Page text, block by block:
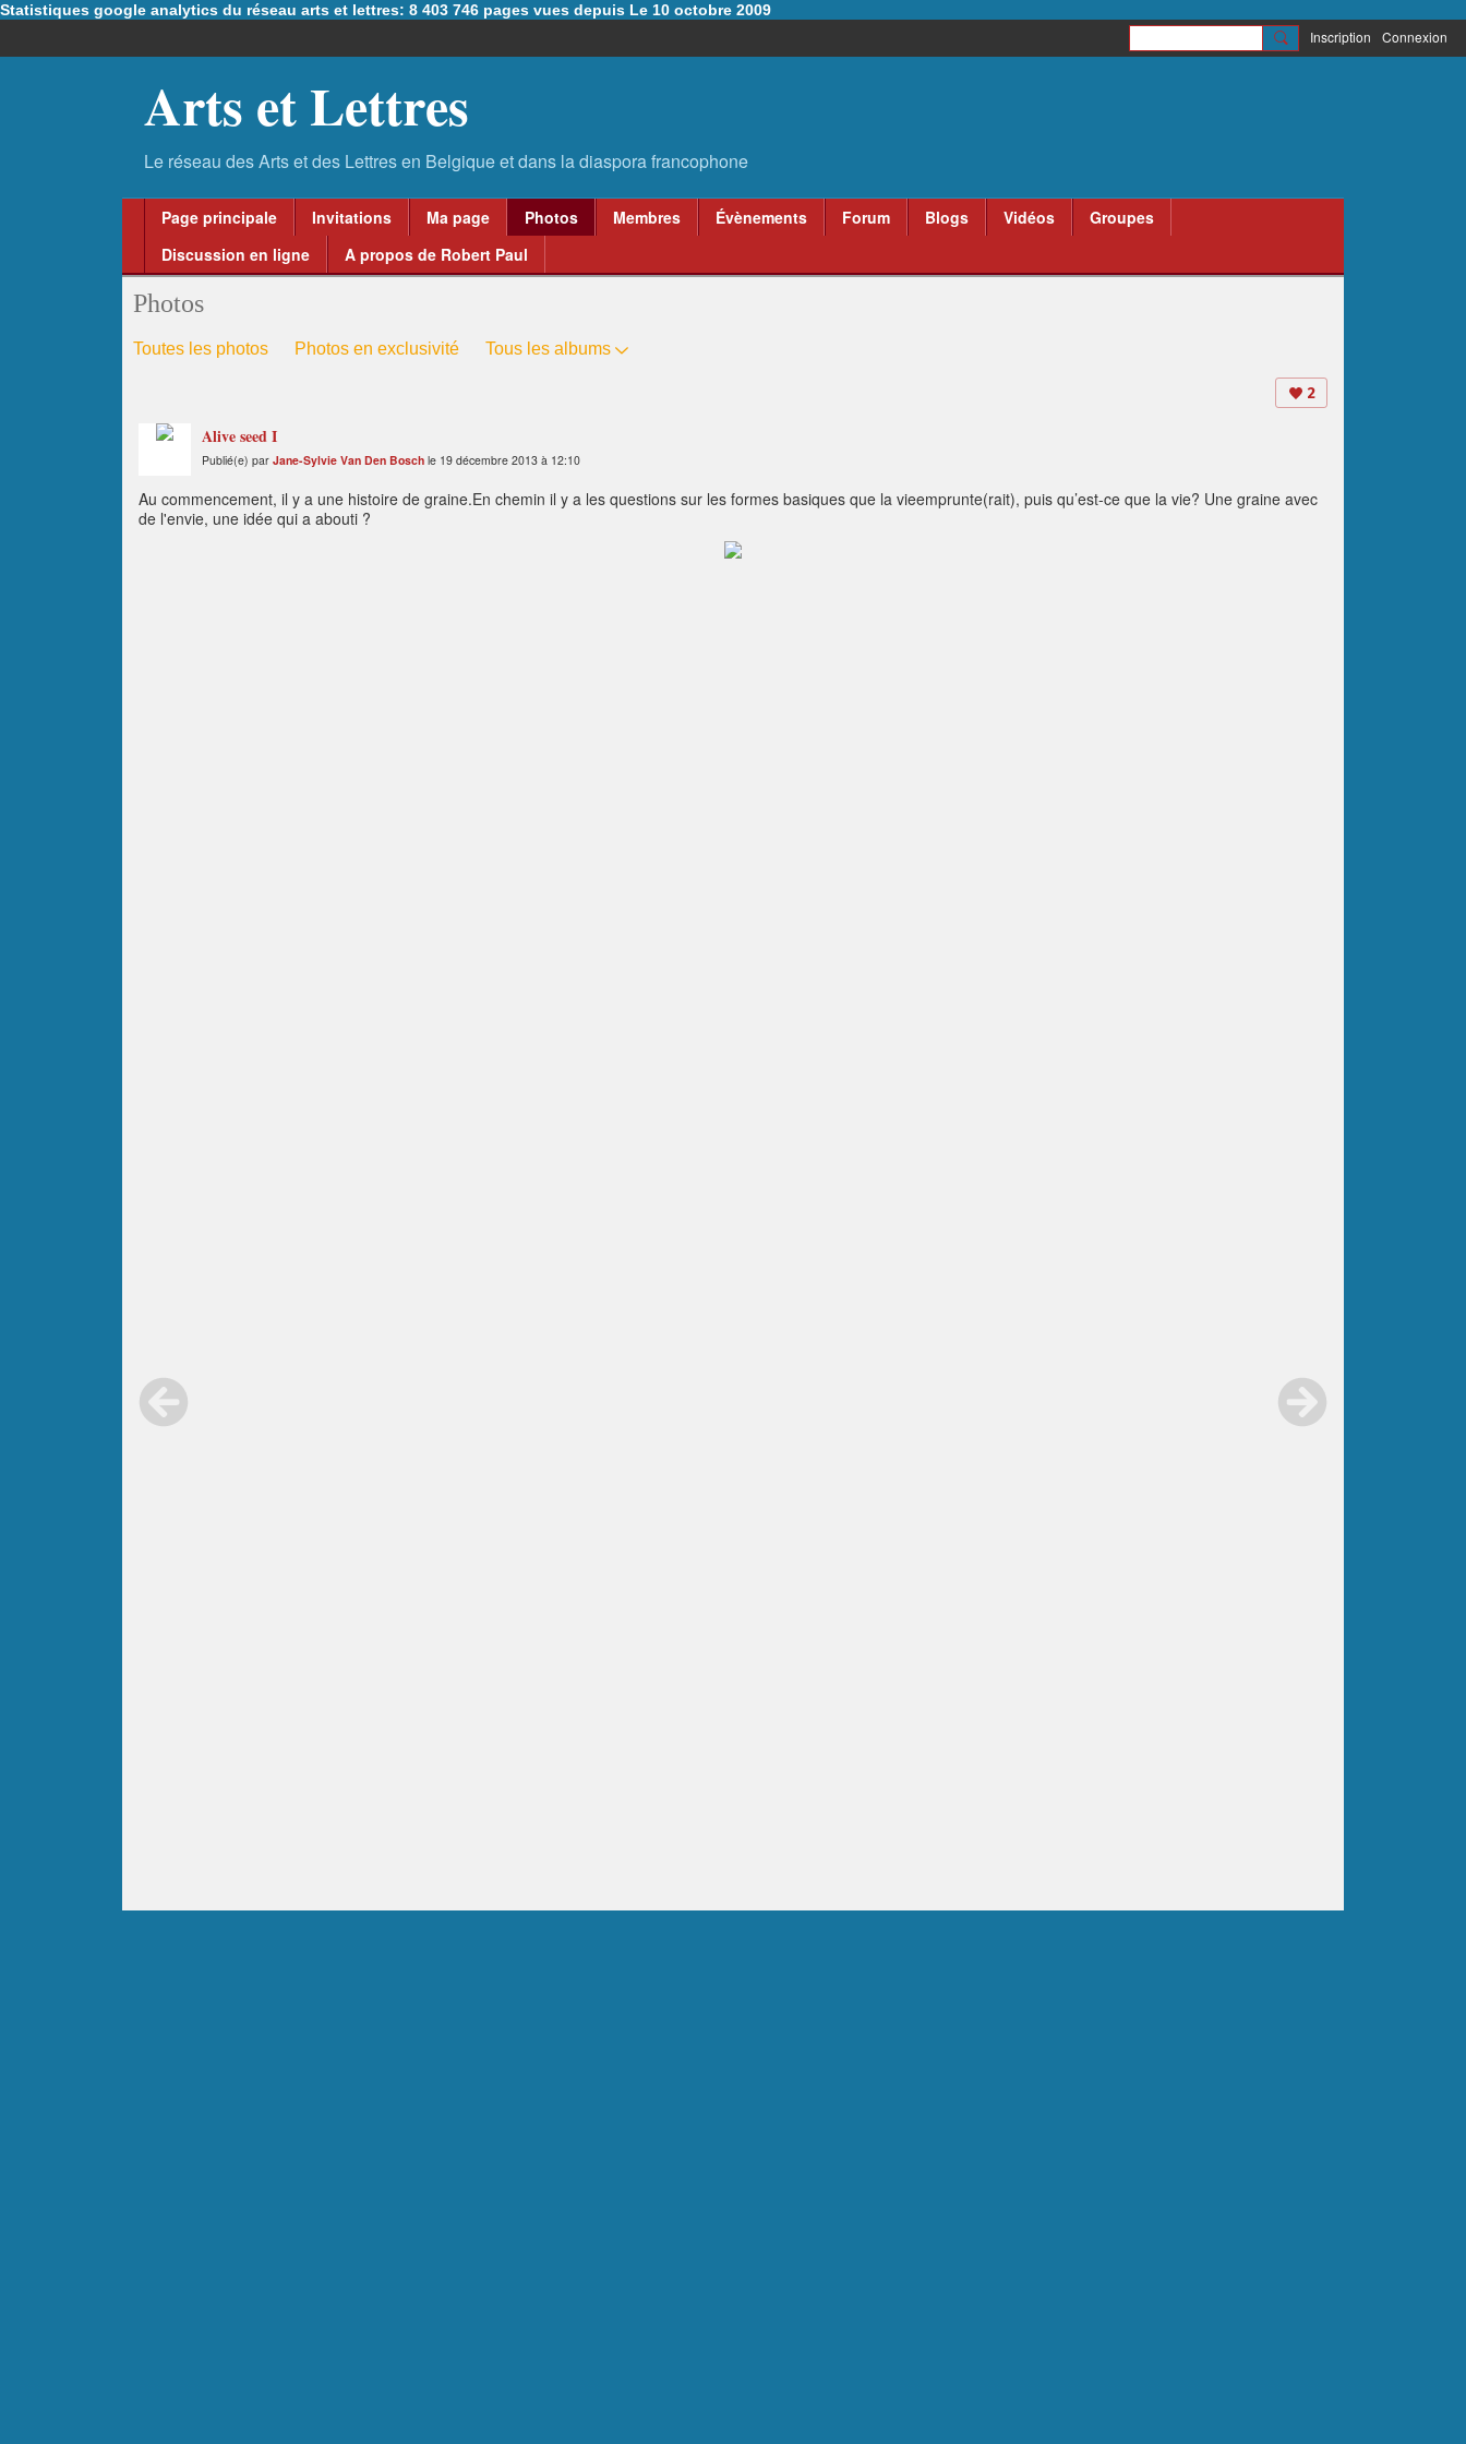
Statistiques google analytics du réseau arts et lettres: 8 403 746 pages vues depuis Le 10 octobre 2009
Inscription Connexion
Arts et Lettres
Page principale Invitations Ma page Photos Membres Évènements Forum Blogs Vidéos
Groupes
Discussion en ligne
A propos de Robert Paul
Photos
Toutes les photos Photos en exclusivité Tous les albums
2
Alive seed I
Publié(e) par Jane-Sylvie Van Den Bosch le 19 décembre 2013 à 12:10
Au commencement, il y a une histoire de graine.En chemin il y a les questions sur les formes basiques que la vieemprunte(rait), puis qu’est-ce que la vie? Une graine avec
de l'envie, une idée qui a abouti ?